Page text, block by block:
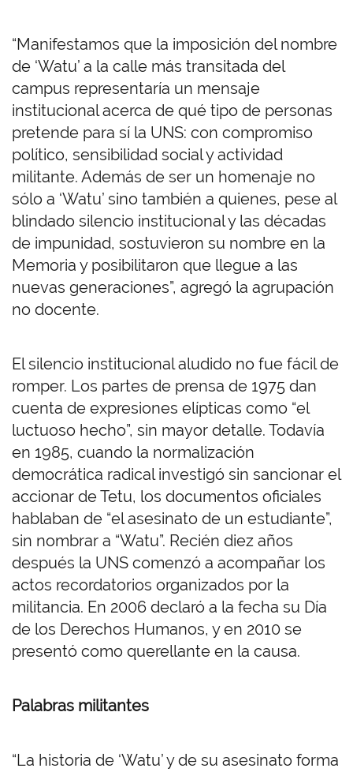
“Manifestamos que la imposición del nombre
de ‘Watu’ a la calle más transitada del
campus representaría un mensaje
institucional acerca de qué tipo de personas
pretende para sí la UNS: con compromiso
político, sensibilidad social y actividad
militante. Además de ser un homenaje no
sólo a ‘Watu’ sino también a quienes, pese al
blindado silencio institucional y las décadas
de impunidad, sostuvieron su nombre en la
Memoria y posibilitaron que llegue a las
nuevas generaciones”, agregó la agrupación
no docente.
El silencio institucional aludido no fue fácil de
romper. Los partes de prensa de 1975 dan
cuenta de expresiones elípticas como “el
luctuoso hecho”, sin mayor detalle. Todavía
en 1985, cuando la normalización
democrática radical investigó sin sancionar el
accionar de Tetu, los documentos oficiales
hablaban de “el asesinato de un estudiante”,
sin nombrar a “Watu”. Recién diez años
después la UNS comenzó a acompañar los
actos recordatorios organizados por la
militancia. En 2006 declaró a la fecha su Día
de los Derechos Humanos, y en 2010 se
presentó como querellante en la causa.
Palabras militantes
“La historia de ‘Watu’ y de su asesinato forma